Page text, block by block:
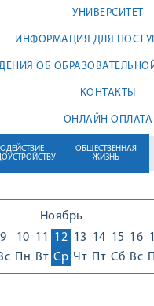
УНИВЕРСИТЕТ
ИНФОРМАЦИЯ ДЛЯ
ОБ
КОНТАКТЫ
ОНЛАЙН ОПЛАТА
ОБЩЕСТВЕННАЯ
ЖИЗНЬ
Ноябрь
9
10
Пн
11
Вт
12
Ср
13
Чт
14
Пт
15
Сб
16
Вс